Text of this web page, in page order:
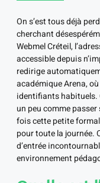
On s’est tous déjà
cherchant
Webmel Créteil,
accessible depuis
redirige
académique Arena,
identifiants habituels.
un peu comme
fois cette petite
pour toute la journée.
d’entrée
environnement